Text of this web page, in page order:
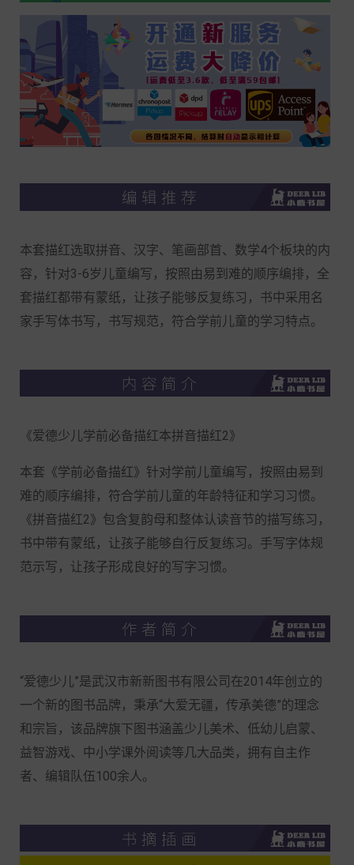
本套描红选取拼音、汉字、笔画部首、数学4个板块的内
容，针对3-6岁儿童编写，按照由易到难的顺序编排，全
套描红都带有蒙纸，让孩子能够反复练习，书中采用名
家手写体书写，书写规范，符合学前儿童的学习特点。
《爱德少儿学前必备描红本拼音描红2》
本套《学前必备描红》针对学前儿童编写，按照由易到
难的顺序编排，符合学前儿童的年龄特征和学习习惯。
《拼音描红2》包含复韵母和整体认读音节的描写练习，
书中带有蒙纸，让孩子能够自行反复练习。手写字体规
范示写，让孩子形成良好的写字习惯。
“爱德少儿”是武汉市新新图书有限公司在2014年创立的
一个新的图书品牌，秉承“大爱无疆，传承美德”的理念
和宗旨，该品牌旗下图书涵盖少儿美术、低幼儿启蒙、
益智游戏、中小学课外阅读等几大品类，拥有自主作
者、编辑队伍100余人。